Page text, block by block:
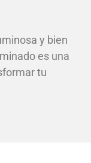
y bien
es una
tu